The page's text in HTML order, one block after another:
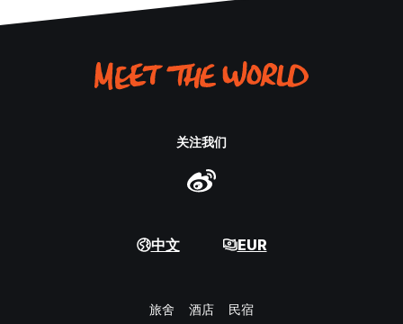
关注我们
中文 EUR
旅舍 酒店 民宿